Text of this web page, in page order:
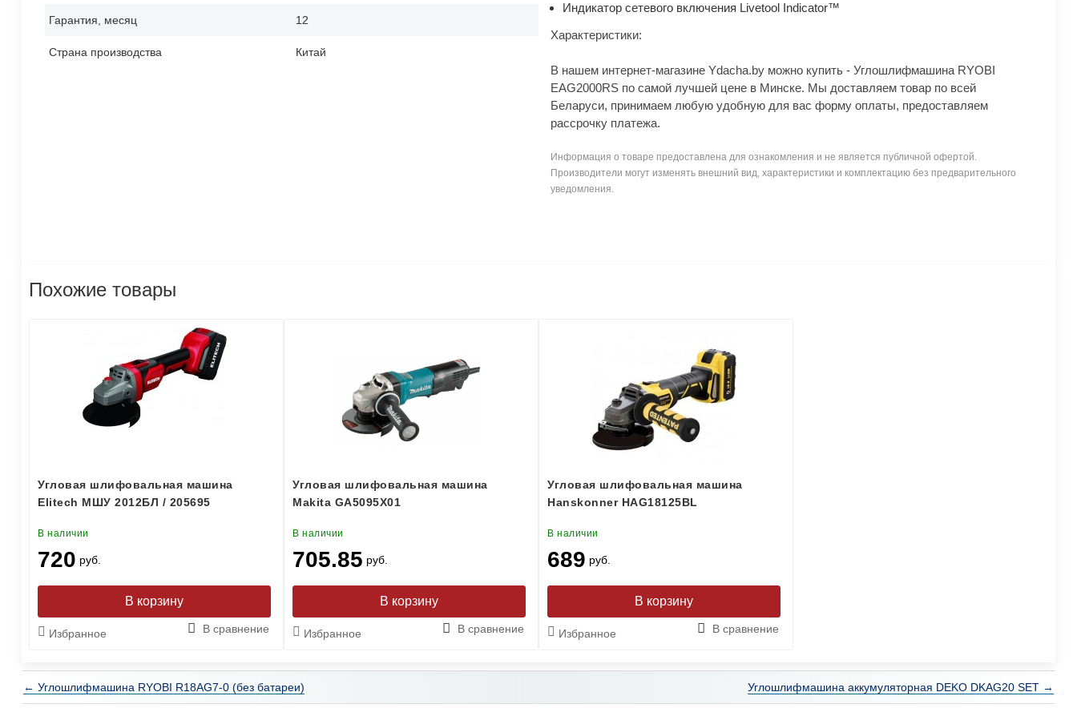
Гарантия, месяц 12
Страна производства Китай
Индикатор сетевого включения Livetool Indicator™
Характеристики:
В нашем интернет-магазине Ydacha.by можно купить - Углошлифмашина RYOBI
EAG2000RS по самой лучшей цене в Минске. Мы доставляем товар по всей
Беларуси, принимаем любую удобную для вас форму оплаты, предоставляем
рассрочку платежа.
Информация о товаре предоставлена для ознакомления и не является публичной офертой.
Производители могут изменять внешний вид, характеристики и комплектацию без предварительного
уведомления.
Похожие товары
Угловая шлифовальная машина
Elitech МШУ 2012БЛ / 205695
В наличии
720 руб.
Избранное В сравнение
Угловая шлифовальная машина
Makita GA5095X01
В наличии
705.85 руб.
Избранное В сравнение
Угловая шлифовальная машина
Hanskonner HAG18125BL
В наличии
689 руб.
Избранное В сравнение
← Углошлифмашина RYOBI R18AG7-0 (без батареи) Углошлифмашина аккумуляторная DEKO DKAG20 SET →